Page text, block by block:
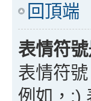
回頂端
表情符
表情符
例如，:)